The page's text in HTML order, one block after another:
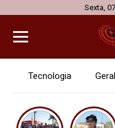
Sexta,
Tecnologia Geral